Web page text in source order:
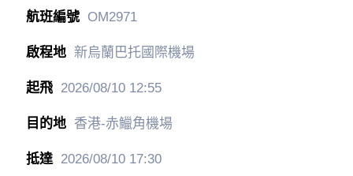
OM2971
新烏蘭巴托國際機場
2026/08/1012:55
香港-赤鱲角機場
2026/08/1017:30